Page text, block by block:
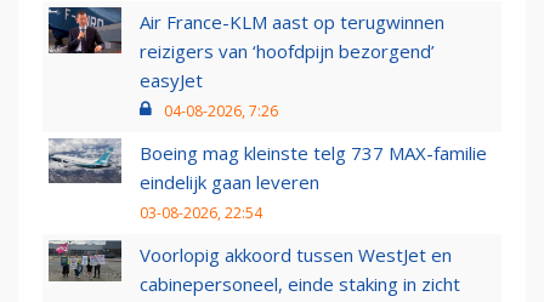
Air France-KLM aast op terugwinnen
reizigers van ‘hoofdpijn bezorgend’
easyJet
04-08-2026, 7:26
Boeing mag kleinste telg 737 MAX-familie
eindelijk gaan leveren
03-08-2026, 22:54
Voorlopig akkoord tussen WestJet en
cabinepersoneel, einde staking in zicht